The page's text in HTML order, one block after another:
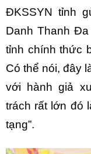
ĐKSSYN tỉnh
Danh Thanh
tỉnh chính thức
Có thể nói, đây
với hành giả
trách rất lớn đó
tạng”.